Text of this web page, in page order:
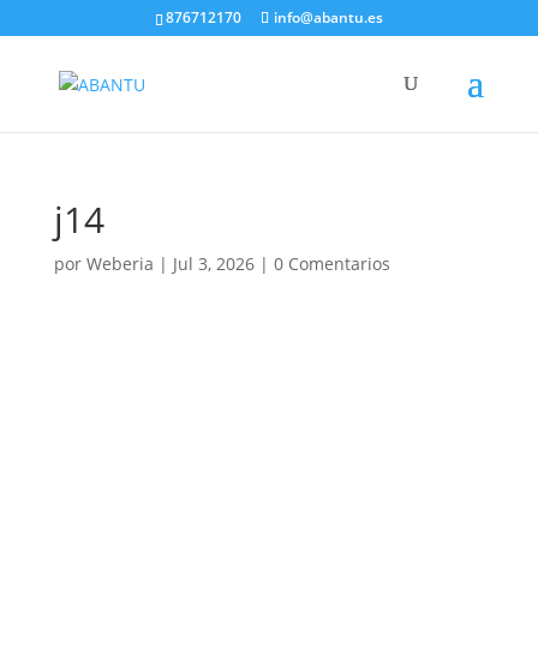
876712170 info@abantu.es
j14
por Weberia | Jul 3, 2026| 0 Comentarios